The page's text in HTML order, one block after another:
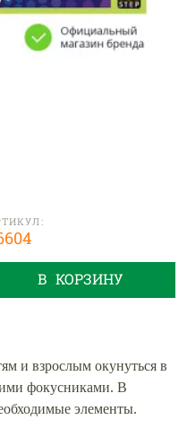
В КОРЗИНУ
и взрослым окунуться в
фокусниками. В
элементы.